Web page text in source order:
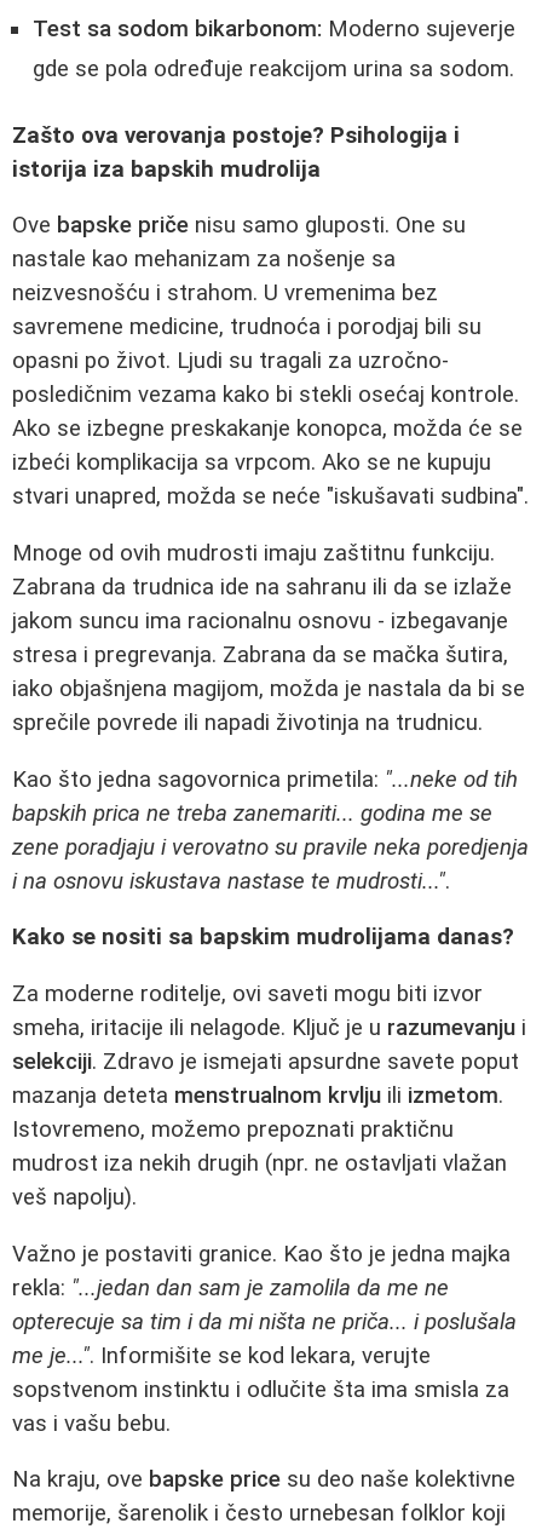
Test sa sodom bikarbonom: Moderno sujeverje
gde se pola određuje reakcijom urina sa sodom.
Zašto ova verovanja postoje? Psihologija i
istorija iza bapskih mudrolija
Ove bapske priče nisu samo gluposti. One su
nastale kao mehanizam za nošenje sa
neizvesnošću i strahom. U vremenima bez
savremene medicine, trudnoća i porodjaj bili su
opasni po život. Ljudi su tragali za uzročno-
posledičnim vezama kako bi stekli osećaj kontrole.
Ako se izbegne preskakanje konopca, možda će se
izbeći komplikacija sa vrpcom. Ako se ne kupuju
stvari unapred, možda se neće "iskušavati sudbina".
Mnoge od ovih mudrosti imaju zaštitnu funkciju.
Zabrana da trudnica ide na sahranu ili da se izlaže
jakom suncu ima racionalnu osnovu - izbegavanje
stresa i pregrevanja. Zabrana da se mačka šutira,
iako objašnjena magijom, možda je nastala da bi se
sprečile povrede ili napadi životinja na trudnicu.
Kao što jedna sagovornica primetila: "...neke od tih
bapskih prica ne treba zanemariti... godina me se
zene poradjaju i verovatno su pravile neka poredjenja
i na osnovu iskustava nastase te mudrosti...".
Kako se nositi sa bapskim mudrolijama danas?
Za moderne roditelje, ovi saveti mogu biti izvor
smeha, iritacije ili nelagode. Ključ je u razumevanju i
selekciji. Zdravo je ismejati apsurdne savete poput
mazanja deteta menstrualnom krvlju ili izmetom.
Istovremeno, možemo prepoznati praktičnu
mudrost iza nekih drugih (npr. ne ostavljati vlažan
veš napolju).
Važno je postaviti granice. Kao što je jedna majka
rekla: "...jedan dan sam je zamolila da me ne
opterecuje sa tim i da mi ništa ne priča... i poslušala
me je...". Informišite se kod lekara, verujte
sopstvenom instinktu i odlučite šta ima smisla za
vas i vašu bebu.
Na kraju, ove bapske price su deo naše kolektivne
memorije, šarenolik i često urnebesan folklor koji